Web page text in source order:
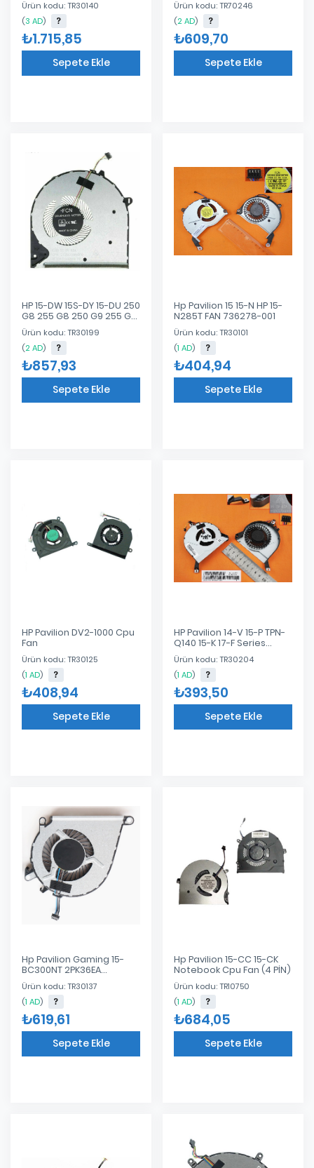
Ürün kodu: TR30140
(3 AD)
₺1.715,85
Sepete Ekle
Ürün kodu: TR70246
(2 AD)
₺609,70
Sepete Ekle
HP 15-DW 15S-DY 15-DU 250
G8 255 G8 250 G9 255 G9
Uyumlu Laptop İşlemci
CPU Fan
Ürün kodu: TR30199
(2 AD)
₺857,93
Sepete Ekle
Hp Pavilion 15 15-N HP 15-
N285T FAN 736278-001
Ürün kodu: TR30101
(1 AD)
₺404,94
Sepete Ekle
HP Pavilion DV2-1000 Cpu
Fan
Ürün kodu: TR30125
(1 AD)
₺408,94
Sepete Ekle
HP Pavilion 14-V 15-P TPN-
Q140 15-K 17-F Series
Laptop CPU Fan 767712-
001 767776-001 Notebook
Cpu Fan
Ürün kodu: TR30204
(1 AD)
₺393,50
Sepete Ekle
Hp Pavilion Gaming 15-
BC300NT 2PK36EA
Notebook Cpu Fan
Ürün kodu: TR30137
(1 AD)
₺619,61
Sepete Ekle
Hp Pavilion 15-CC 15-CK
Notebook Cpu Fan (4 PİN)
Ürün kodu: TR10750
(1 AD)
₺684,05
Sepete Ekle